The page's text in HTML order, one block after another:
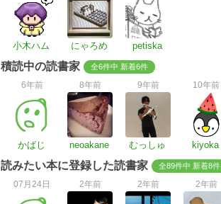
小木ハム にゃろめ petiska
積読中の読書家 全6件中 新着6件
6年前
かばじ
8年前
neoakane
9年前
むっしゅ
10年前
kiyoka
読みたい本に登録した読書家 全89件中 新着8件
07月24日 2年前 2年前 2年前